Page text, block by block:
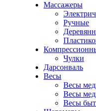
Массажеры
Ручные
Чулки
Дарсонваль
Весы
Весы
Весы
Весы